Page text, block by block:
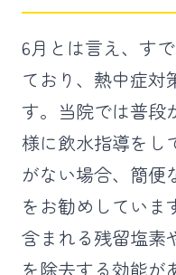
6月とは言え、す
ており、熱中症対
す。当院では普段
様に飲水指導をし
がない場合、簡便
をお勧めしていま
含まれる残留塩素
を除去する効能が